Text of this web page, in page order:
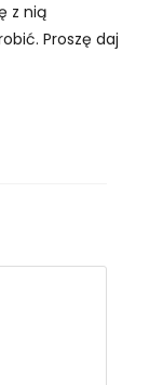
z nią
Proszę daj